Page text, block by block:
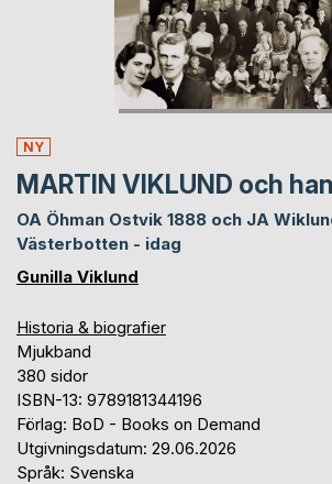
NY
MARTIN VIKLUND och
OA Öhman Ostvik 1888 och JA
Västerbotten - idag
Gunilla Viklund
Historia & biografier
Mjukband
380 sidor
ISBN-13: 9789181344196
Förlag: BoD - Books on Demand
Utgivningsdatum: 29.06.2026
Språk: Svenska